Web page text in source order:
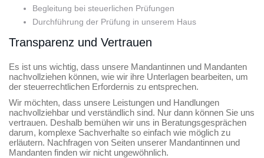
Begleitung bei steuerlichen Prüfungen
Durchführung der Prüfung in unserem Haus
Transparenz und Vertrauen
Es ist uns wichtig, dass unsere Mandantinnen und Mandanten
nachvollziehen können, wie wir ihre Unterlagen bearbeiten, um
der steuerrechtlichen Erfordernis zu entsprechen.
Wir möchten, dass unsere Leistungen und Handlungen
nachvollziehbar und verständlich sind. Nur dann können Sie uns
vertrauen. Deshalb bemühen wir uns in Beratungsgesprächen
darum, komplexe Sachverhalte so einfach wie möglich zu
erläutern. Nachfragen von Seiten unserer Mandantinnen und
Mandanten finden wir nicht ungewöhnlich.